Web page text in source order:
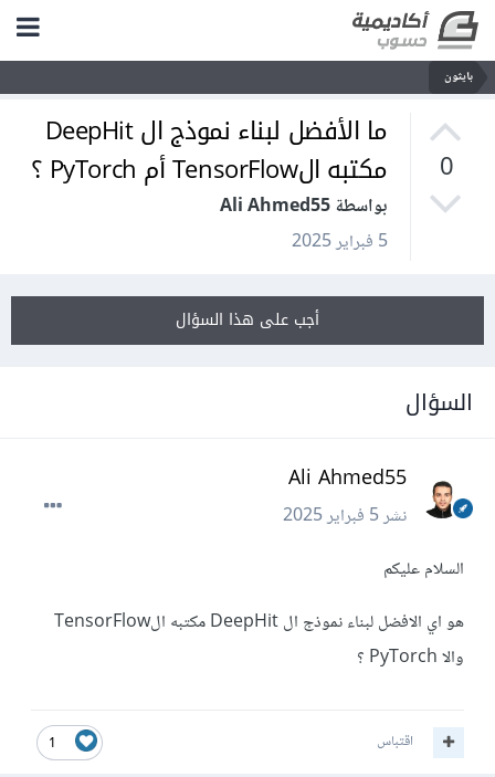
بايثون
0
ما الأفضل لبناء نموذج ال DeepHit
مكتبه الTensorFlow أم PyTorch ؟
بواسطة Ali Ahmed55
5 فبراير 2025
أجب على هذا السؤال
السؤال
Ali Ahmed55
نشر5 فبراير 2025
السلام عليكم
هو اي الافضل لبناء نموذج ال DeepHit مكتبه الTensorFlow
والا PyTorch ؟
1 اقتباس